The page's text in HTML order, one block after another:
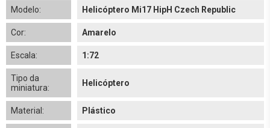
Modelo: Helicóptero Mi17 HipH Czech Republic
Cor: Amarelo
Escala: 1:72
Tipo da
miniatura:
Helicóptero
Material: Plástico